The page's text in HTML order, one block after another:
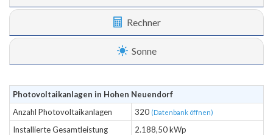
Rechner
Sonne
Photovoltaikanlagen in Hohen Neuendorf
Anzahl Photovoltaikanlagen
320 (Datenbank öffnen)
Installierte Gesamtleistung 2.188,50 kWp